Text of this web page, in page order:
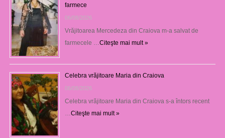
farmece
06/08/2026
Vrăjitoarea Mercedeza din Craiova m-a salvat de
farmecele …Citeşte mai mult »
Celebra vrăjitoare Maria din Craiova
06/08/2026
Celebra vrăjitoare Maria din Craiova s-a întors recent
…Citeşte mai mult »